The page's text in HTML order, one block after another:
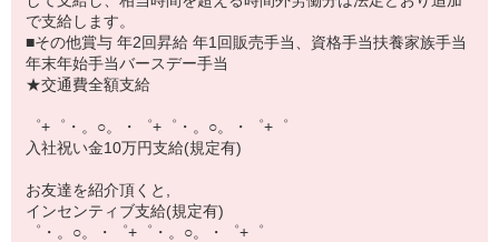
法人営業・アパレル販売・個別指導塾・人材紹介
▼人気案件も多数♪
短期・期間限定・オープニング・官公庁案件
上場/優良/大手企業など
【スマホ面接実施中】
￣￣￣￣￣￣￣￣￣
自宅に居ながらスマホでカンタン面接OK！
オンライン面談なのでスピード対応。
で支給します。
■その他賞与 年2回昇給 年1回販売手当、資格手当扶養家族手当
年末年始手当バースデー手当
★交通費全額支給
゜+゜・。○。・゜+゜・。○。・゜+゜
入社祝い金10万円支給(規定有)
お友達を紹介頂くと,
インセンティブ支給(規定有)
゜・。○。・゜+゜・。○。・゜+゜